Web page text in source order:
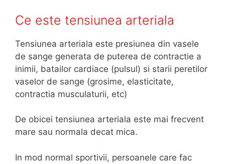
Ce este tensiunea arteriala
Tensiunea arteriala este presiunea din vasele
de sange generata de puterea de contractie a
inimii, batailor cardiace (pulsul) si starii peretilor
vaselor de sange (grosime, elasticitate,
contractia musculaturii, etc)
De obicei tensiunea arteriala este mai frecvent
mare sau normala decat mica.
In mod normal sportivii, persoanele care fac